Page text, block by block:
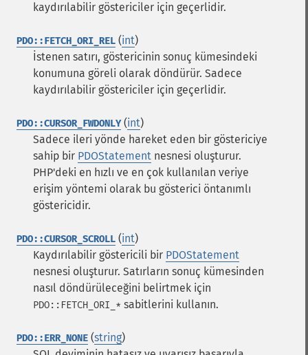
kaydırılabilir göstericiler için geçerlidir.
PDO::FETCH_ORI_REL (int)
İstenen satırı, göstericinin sonuç kümesindeki
konumuna göreli olarak döndürür. Sadece
kaydırılabilir göstericiler için geçerlidir.
PDO::CURSOR_FWDONLY(int)
Sadece ileri yönde hareket eden bir göstericiye
sahip bir PDOStatement nesnesi oluşturur.
PHP'deki en hızlı ve en çok kullanılan veriye
erişim yöntemi olarak bu gösterici öntanımlı
göstericidir.
PDO::CURSOR_SCROLL (int)
Kaydırılabilir göstericili bir PDOStatement
nesnesi oluşturur. Satırların sonuç kümesinden
nasıl döndürüleceğini belirtmek için
PDO::FETCH_ORI_* sabitlerini kullanın.
PDO::ERR_NONE (string)